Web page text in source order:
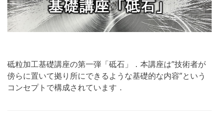
砥粒加工基礎講座の第一弾「砥石」．本講座は”技術者が
傍らに置いて拠り所にできるような基礎的な内容”という
コンセプトで構成されています．